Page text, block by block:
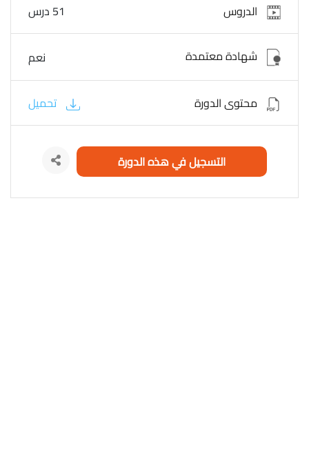
ومنظم,الدورة مجانية وبشهادة معتمدة. تريستان الصياد Trestan
the fisherman Fishing equipment
الدروس 51 درس
شهادة معتمدة نعم
محتوى الدورة تحميل
التسجيل في هذه الدورة